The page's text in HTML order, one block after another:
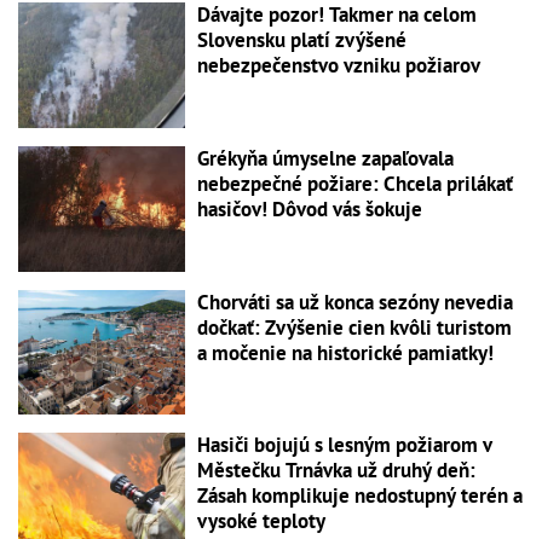
Dávajte pozor! Takmer na celom
Slovensku platí zvýšené
nebezpečenstvo vzniku požiarov
Grékyňa úmyselne zapaľovala
nebezpečné požiare: Chcela prilákať
hasičov! Dôvod vás šokuje
Chorváti sa už konca sezóny nevedia
dočkať: Zvýšenie cien kvôli turistom
a močenie na historické pamiatky!
Hasiči bojujú s lesným požiarom v
Městečku Trnávka už druhý deň:
Zásah komplikuje nedostupný terén a
vysoké teploty